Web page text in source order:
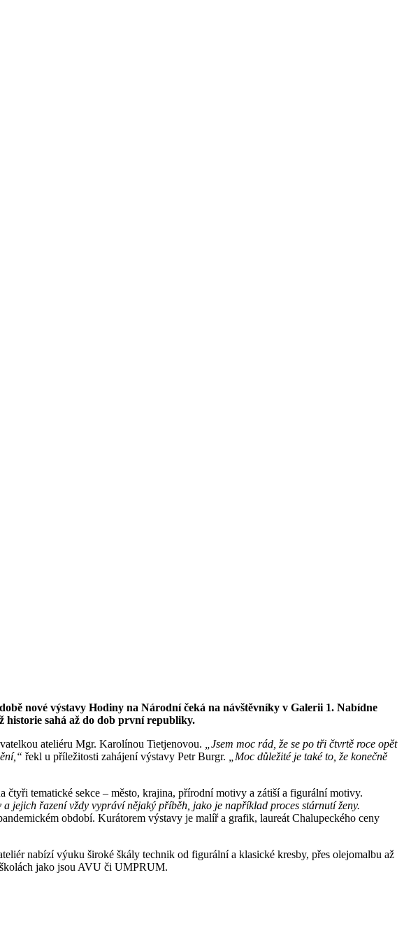
nové výstavy Hodiny na Národní čeká na návštěvníky v Galerii 1. Nabídne
historie sahá až do dob první republiky.
ateliéru Mgr. Karolínou Tietjenovou.
„Jsem moc rád, že se po tři čtvrtě roce opět
řekl u příležitosti zahájení výstavy Petr Burgr.
„Moc důležité je také to, že konečně
tematické sekce – město, krajina, přírodní motivy a zátiší a figurální motivy.
jejich řazení vždy vypráví nějaký příběh, jako je například proces stárnutí ženy.
období. Kurátorem výstavy je malíř a grafik, laureát Chalupeckého ceny
nabízí výuku široké škály technik od figurální a klasické kresby, přes olejomalbu až
jako jsou AVU či UMPRUM.